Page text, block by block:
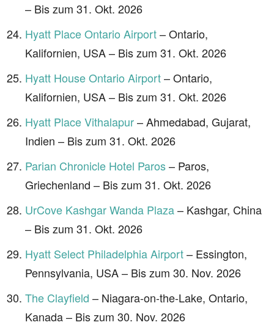
– Bis zum 31. Okt. 2026
Hyatt Place Ontario Airport– Ontario,
Kalifornien, USA – Bis zum 31. Okt. 2026
Hyatt House Ontario Airport– Ontario,
Kalifornien, USA – Bis zum 31. Okt. 2026
Hyatt Place Vithalapur– Ahmedabad, Gujarat,
Indien – Bis zum 31. Okt. 2026
Parian Chronicle Hotel Paros– Paros,
Griechenland – Bis zum 31. Okt. 2026
UrCove Kashgar Wanda Plaza– Kashgar, China
– Bis zum 31. Okt. 2026
Hyatt Select Philadelphia Airport– Essington,
Pennsylvania, USA – Bis zum 30. Nov. 2026
The Clayfield – Niagara-on-the-Lake, Ontario,
Kanada – Bis zum 30. Nov. 2026